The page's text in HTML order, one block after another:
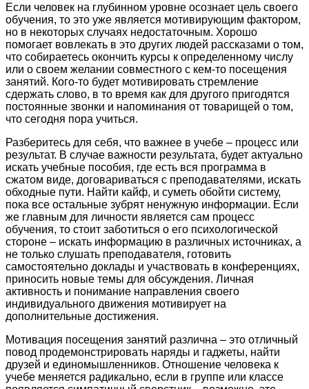
Если человек на глубинном уровне осознает цель своего
обучения, то это уже является мотивирующим фактором,
но в некоторых случаях недостаточным. Хорошо
помогает вовлекать в это других людей рассказами о том,
что собираетесь окончить курсы к определенному числу
или о своем желании совместного с кем-то посещения
занятий. Кого-то будет мотивировать стремление
сдержать слово, в то время как для другого пригодятся
постоянные звонки и напоминания от товарищей о том,
что сегодня пора учиться.
Разберитесь для себя, что важнее в учебе – процесс или
результат. В случае важности результата, будет актуально
искать учебные пособия, где есть вся программа в
сжатом виде, договариваться с преподавателями, искать
обходные пути. Найти кайф, и суметь обойти систему,
пока все остальные зубрят ненужную информации. Если
же главным для личности является сам процесс
обучения, то стоит заботиться о его психологической
стороне – искать информацию в различных источниках, а
не только слушать преподавателя, готовить
самостоятельно доклады и участвовать в конференциях,
приносить новые темы для обсуждения. Личная
активность и понимание направления своего
индивидуального движения мотивирует на
дополнительные достижения.
Мотивация посещения занятий различна – это отличный
повод продемонстрировать наряды и гаджеты, найти
друзей и единомышленников. Отношение человека к
учебе меняется радикально, если в группе или классе